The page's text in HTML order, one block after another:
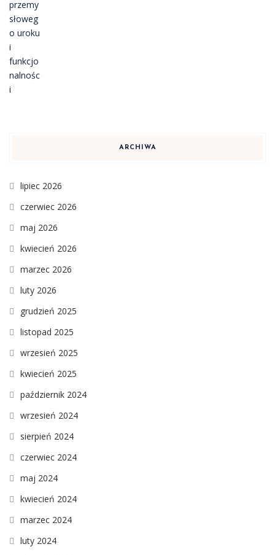
ARCHIWA
lipiec 2026
czerwiec 2026
maj 2026
kwiecień 2026
marzec 2026
luty 2026
grudzień 2025
listopad 2025
wrzesień 2025
kwiecień 2025
październik 2024
wrzesień 2024
sierpień 2024
czerwiec 2024
maj 2024
kwiecień 2024
marzec 2024
luty 2024